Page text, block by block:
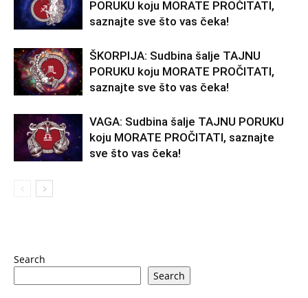
PORUKU koju MORATE PROČITATI,
saznajte sve što vas čeka!
ŠKORPIJA: Sudbina šalje TAJNU
PORUKU koju MORATE PROČITATI,
saznajte sve što vas čeka!
VAGA: Sudbina šalje TAJNU PORUKU
koju MORATE PROČITATI, saznajte
sve što vas čeka!
Search
Search